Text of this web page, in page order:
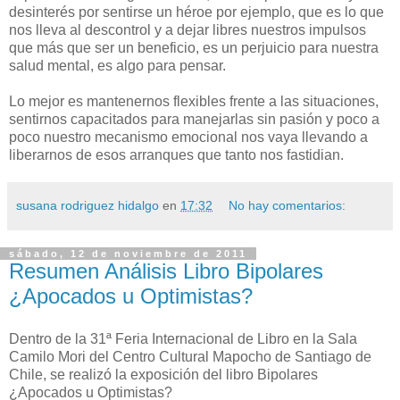
desinterés por sentirse un héroe por ejemplo, que es lo que
nos lleva al descontrol y a dejar libres nuestros impulsos
que más que ser un beneficio, es un perjuicio para nuestra
salud mental, es algo para pensar.
Lo mejor es mantenernos flexibles frente a las situaciones,
sentirnos capacitados para manejarlas sin pasión y poco a
poco nuestro mecanismo emocional nos vaya llevando a
liberarnos de esos arranques que tanto nos fastidian.
susana rodriguez hidalgo en 17:32 No hay comentarios:
sábado, 12 de noviembre de 2011
Resumen Análisis Libro Bipolares
¿Apocados u Optimistas?
Dentro de la 31ª Feria Internacional de Libro en la Sala
Camilo Mori del Centro Cultural Mapocho de Santiago de
Chile, se realizó la exposición del libro Bipolares
¿Apocados u Optimistas?